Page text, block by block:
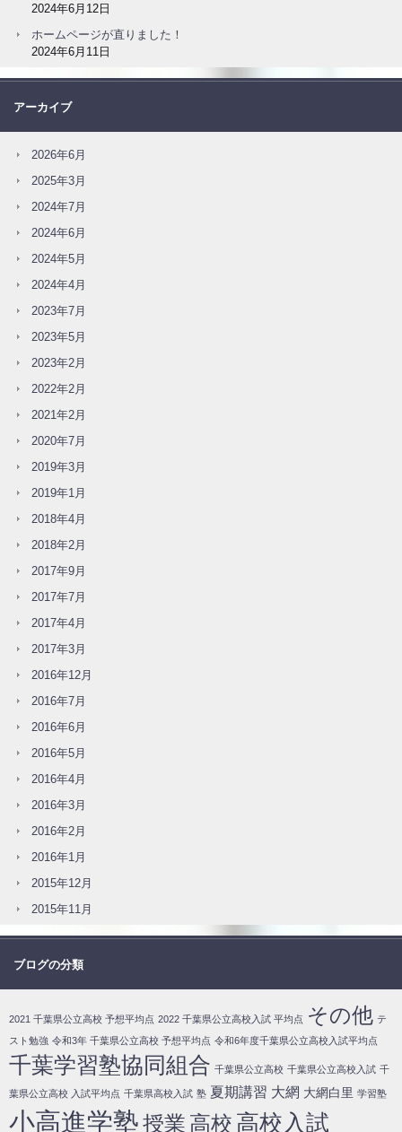
2024年6月12日
ホームページが直りました！
2024年6月11日
アーカイブ
2026年6月
2025年3月
2024年7月
2024年6月
2024年5月
2024年4月
2023年7月
2023年5月
2023年2月
2022年2月
2021年2月
2020年7月
2019年3月
2019年1月
2018年4月
2018年2月
2017年9月
2017年7月
2017年4月
2017年3月
2016年12月
2016年7月
2016年6月
2016年5月
2016年4月
2016年3月
2016年2月
2016年1月
2015年12月
2015年11月
ブログの分類
2021 千葉県公立高校 予想平均点 2022 千葉県公立高校入試 平均点 その他 テ
スト勉強 令和3年 千葉県公立高校 予想平均点 令和6年度千葉県公立高校入試平均点
千葉学習塾協同組合 千葉県公立高校 千葉県公立高校入試 千
葉県公立高校 入試平均点 千葉県高校入試 塾 夏期講習 大網 大網白里 学習塾
小高進学塾授業 高校 高校入試